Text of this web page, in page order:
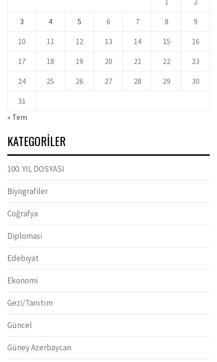
3 4 5 6 7 8 9
10 11 12 13 14 15 16
17 18 19 20 21 22 23
24 25 26 27 28 29 30
31
« Tem
KATEGORILER
100. YIL DOSYASI
Biyografiler
Coğrafya
Diplomasi
Edebiyat
Ekonomi
Gezi/Tanıtım
Güncel
Güney Azerbaycan